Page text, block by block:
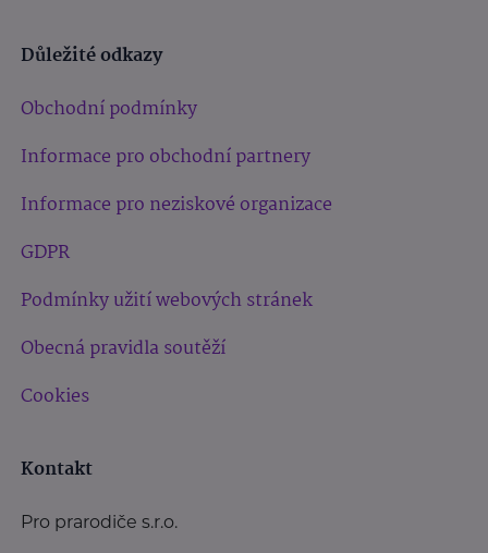
Důležité odkazy
Obchodní podmínky
Informace pro obchodní partnery
Informace pro neziskové organizace
GDPR
Podmínky užití webových stránek
Obecná pravidla soutěží
Cookies
Kontakt
Pro prarodiče s.r.o.